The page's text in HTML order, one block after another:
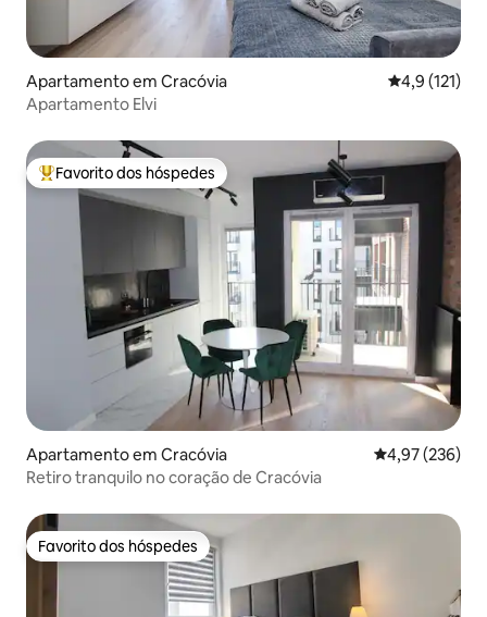
Apartamento em Cracóvia
4,9 (121)
Apartamento Elvi
Favoritos dos hóspedes mais apreciados
Favorito dos hóspedes
Apartamento em Cracóvia Classificação
4,97 (236)
Retiro tranquilo no coração de Cracóvia
Favorito dos hóspedes
Favorito dos hóspedes